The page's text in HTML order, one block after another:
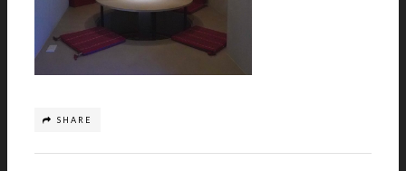
SHARE